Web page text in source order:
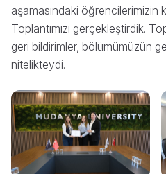
aşamasındaki öğrencilerimizin
Toplantımızı gerçekleştirdik.
geri bildirimler, bölümümüzün
nitelikteydi.